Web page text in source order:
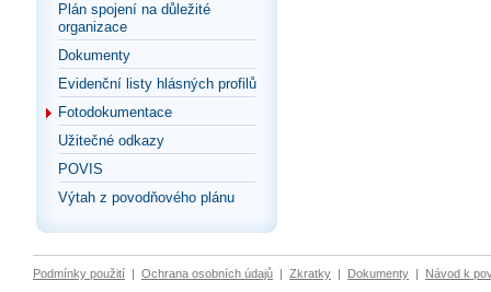
Plán spojení na důležité
organizace
Dokumenty
Evidenční listy hlásných profilů
Fotodokumentace
Užitečné odkazy
POVIS
Výtah z povodňového plánu
Podmínky použití | Ochrana osobních údajů | Zkratky | Dokumenty | Návod k